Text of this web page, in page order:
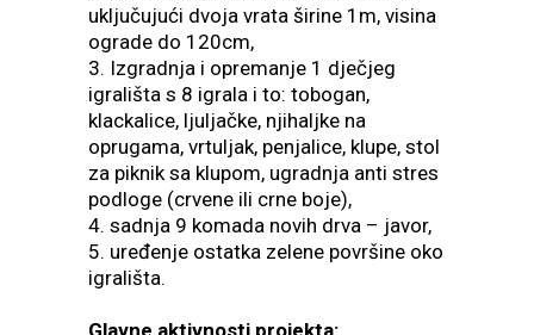
uključujući dvoja vrata širine 1m, visina
ograde do 120cm,
3. Izgradnja i opremanje 1 dječjeg
igrališta s 8 igrala i to: tobogan,
klackalice, ljuljačke, njihaljke na
oprugama, vrtuljak, penjalice, klupe, stol
za piknik sa klupom, ugradnja anti stres
podloge (crvene ili crne boje),
4. sadnja 9 komada novih drva – javor,
5. uređenje ostatka zelene površine oko
igrališta.
Glavne aktivnosti projekta: